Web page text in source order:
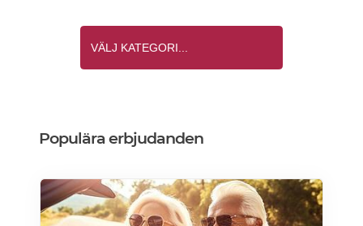
Populära erbjudanden